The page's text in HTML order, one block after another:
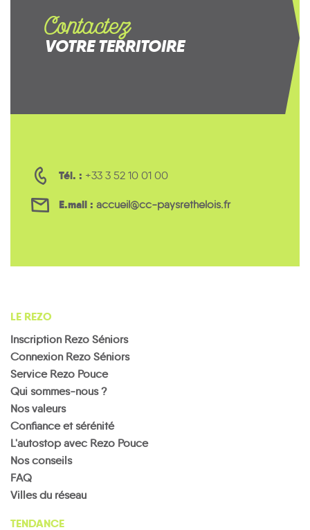
Contactez
VOTRE TERRITOIRE
Tél. : +33 3 52 10 01 00
E.mail : accueil@cc-paysrethelois.fr
LE REZO
Inscription Rezo Séniors
Connexion Rezo Séniors
Service Rezo Pouce
Qui sommes-nous ?
Nos valeurs
Confiance et sérénité
L'autostop avec Rezo Pouce
Nos conseils
FAQ
Villes du réseau
TENDANCE